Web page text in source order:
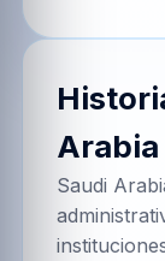
Arabia
Saudi